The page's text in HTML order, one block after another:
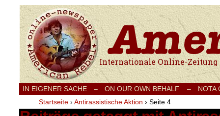
Internationale Onlinezeitung für Frieden,
IN EIGENER SACHE – ON OUR OWN BEHALF –
NOTA
Startseite › Antirassistische Aktion › Seite 4